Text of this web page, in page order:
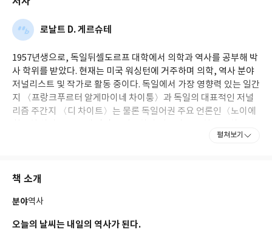
로날트 D. 게르슈테
1957년생으로, 독일뒤셀도르프 대학에서 의학과 역사를 공부해 박
사 학위를 받았다. 현재는 미국 워싱턴에 거주하며 의학, 역사 분야
저널리스트 및 작가로 활동 중이다. 독일에서 가장 영향력 있는 일간
지 〈프랑크푸르터 알게마이네 차이퉁〉과 독일의 대표적인 저널
리즘 주간지 〈디 차이트〉는 물론 독일어권 주요 언론인〈노이에
다. 이 외에도 역사 전문지와 해양학 전문지에도 글을 쓴다. 국내에
대가 마련되고 새로운 지평이 열리던 의학의 황금 시대를 조명한다.
저자는 생생하고 현장감 넘치는 묘사를 통해 일상을 가능케 한 획기
적인 사건과 매혹적인 선구자들의 삶으로 독자를 이끈다. 당시의 위
펼쳐보기
책 소개
분야역사
오늘의 날씨는 내일의 역사가 된다.